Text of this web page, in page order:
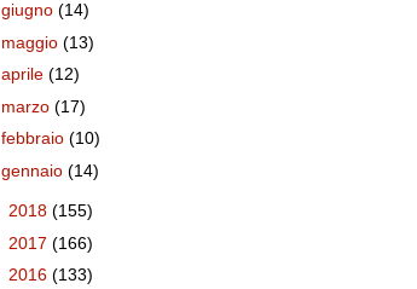
giugno(14)
maggio(13)
aprile(12)
marzo(17)
febbraio(10)
gennaio(14)
2018 (155)
2017 (166)
2016 (133)